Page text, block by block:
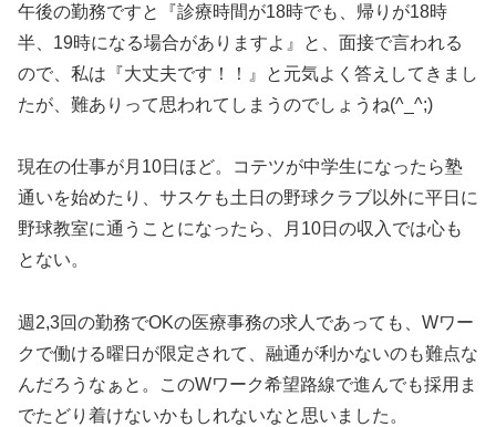
午後の勤務ですと『診療時間が18時でも、帰りが18時
半、19時になる場合がありますよ』と、面接で言われる
ので、私は『大丈夫です！！』と元気よく答えしてきまし
たが、難ありって思われてしまうのでしょうね(^_^;)
現在の仕事が月10日ほど。コテツが中学生になったら塾
通いを始めたり、サスケも土日の野球クラブ以外に平日に
野球教室に通うことになったら、月10日の収入では心も
とない。
週2,3回の勤務でOKの医療事務の求人であっても、Wワー
クで働ける曜日が限定されて、融通が利かないのも難点な
んだろうなぁと。このWワーク希望路線で進んでも採用ま
でたどり着けないかもしれないなと思いました。